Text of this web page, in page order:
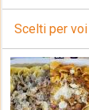
Scelti per voi